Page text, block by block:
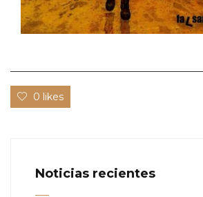
0 likes
Noticias recientes